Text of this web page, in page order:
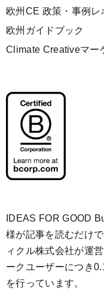
欧州CE 政策・事例レ
欧州ガイドブック
Climate Creativeマー
IDEAS FOR GOOD
様が記事を読むだけ
ィクル株式会社が運営
ークユーザーにつき
を行っています。